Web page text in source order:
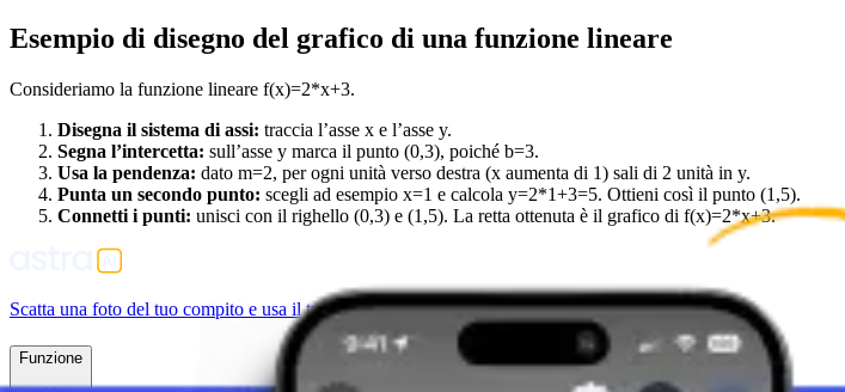
Esempio di disegno del grafico di una funzione lineare
Consideriamo la funzione lineare f(x)=2*x+3.
Disegna il sistema di assi: traccia l’asse x e l’asse y.
Segna l’intercetta: sull’asse y marca il punto (0,3), poiché b=3.
Usa la pendenza: dato m=2, per ogni unità verso destra (x aumenta di 1) sali di 2 unità in y.
Punta un secondo punto: scegli ad esempio x=1 e calcola y=2*1+3=5. Ottieni così il punto (1,5).
Connetti i punti: unisci con il righello (0,3) e (1,5). La retta ottenuta è il grafico di f(x)=2*x+3.
Scatta una foto del tuo compito e usa il tutor AI.
Funzione